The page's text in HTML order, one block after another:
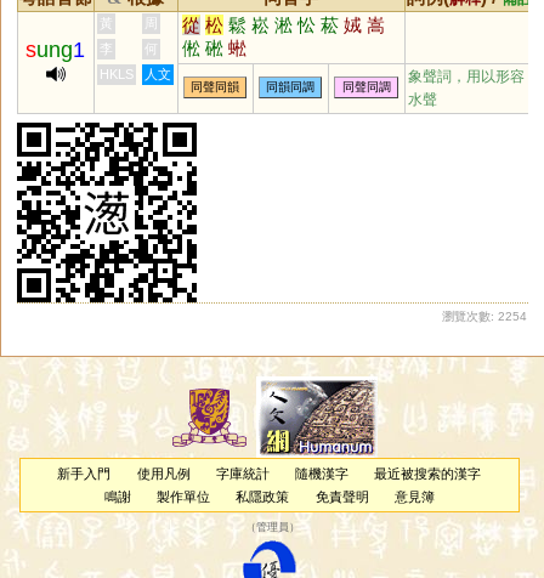
sung1
黃 周 從 松 鬆 崧 淞 忪 菘 娀 嵩
倯 硹 蜙
李
何
HKLS
人文
同聲同韻 同韻同調 同聲同調
象聲詞，用以形容
水聲
瀏覽次數: 2254
新手入門 使用凡例 字庫統計 隨機漢字
最近被搜索的漢字
鳴謝
製作單位 私隱政策 免責聲明 意見簿
（管理員 ）